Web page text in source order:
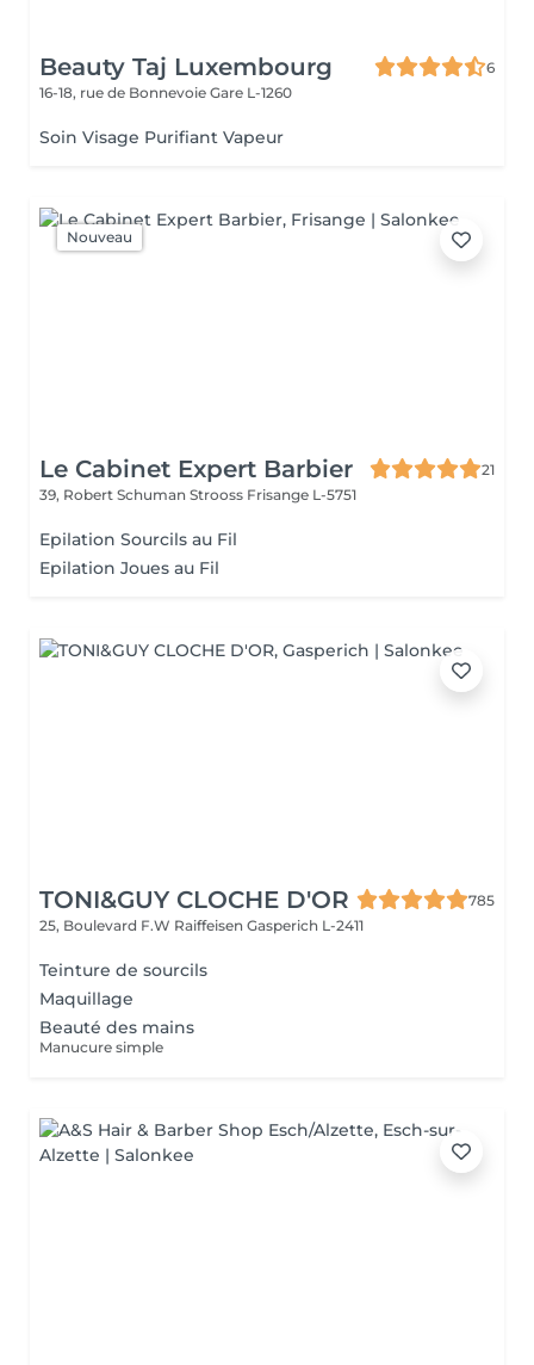
Beauty Taj Luxembourg
6
16-18, rue de Bonnevoie Gare L-1260
Soin Visage Purifiant Vapeur
Nouveau
Le Cabinet Expert Barbier
21
39, Robert Schuman Strooss Frisange L-5751
Epilation Sourcils au Fil
Epilation Joues au Fil
TONI&GUY CLOCHE D'OR
785
25, Boulevard F.W Raiffeisen Gasperich L-2411
Teinture de sourcils
Maquillage
Beauté des mains
Manucure simple